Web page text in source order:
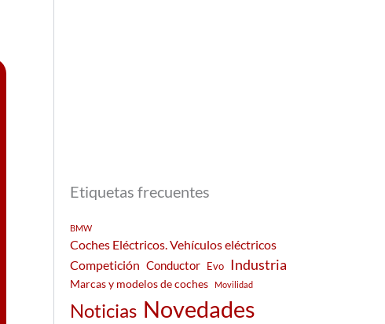
Etiquetas frecuentes
BMW
Coches Eléctricos. Vehículos eléctricos
Competición Conductor Evo Industria
Marcas y modelos de coches Movilidad
Noticias Novedades